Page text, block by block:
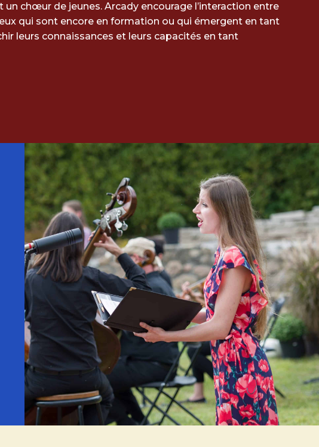
chœur de jeunes. Arcady encourage l’interaction entre
qui sont encore en formation ou qui émergent en tant
leurs connaissances et leurs capacités en tant